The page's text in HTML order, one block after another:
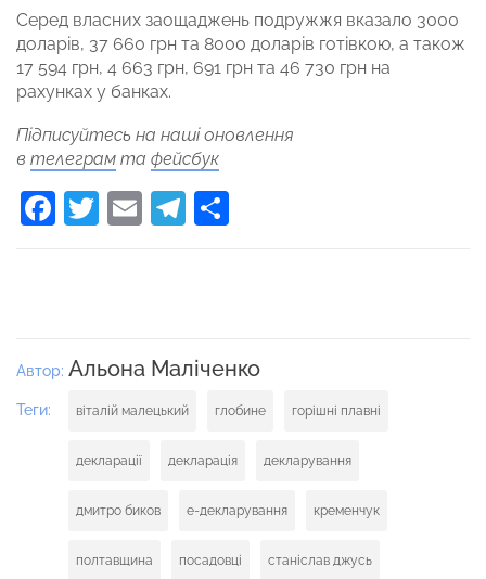
Серед власних заощаджень подружжя вказало 3000
доларів, 37 660 грн та 8000 доларів готівкою, а також
17 594 грн, 4 663 грн, 691 грн та 46 730 грн на
рахунках у банках.
Підписуйтесь на наші оновлення
в телеграм та фейсбук
Facebook
Twitter
EmailTelegram
Автор: Альона Маліченко
Теги: віталій малецький глобине горішні плавні
декларації декларація декларування
дмитро биков е-декларування кременчук
полтавщина посадовці станіслав джусь